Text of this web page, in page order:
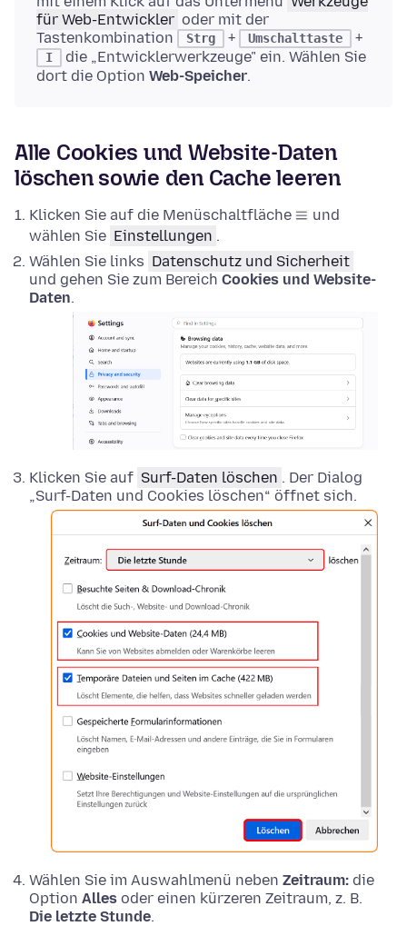
für Web-Entwickler oder mit der
Tastenkombination
Strg + Umschalttaste +
I
die „Entwicklerwerkzeuge" ein. Wählen Sie
dort die Option Web-Speicher.
Alle Cookies und Website-Daten
löschen sowie den Cache leeren
Klicken Sie auf die Menüschaltfläche
und
wählen Sie Einstellungen .
Wählen Sie links Datenschutz und Sicherheit
und gehen Sie zum Bereich Cookies und Website-
Daten.
Klicken Sie auf Surf-Daten löschen . Der Dialog
„Surf-Daten und Cookies löschen“ öffnet sich.
Wählen Sie im Auswahlmenü neben Zeitraum: die
Option Alles oder einen kürzeren Zeitraum, z. B.
Die letzte Stunde.